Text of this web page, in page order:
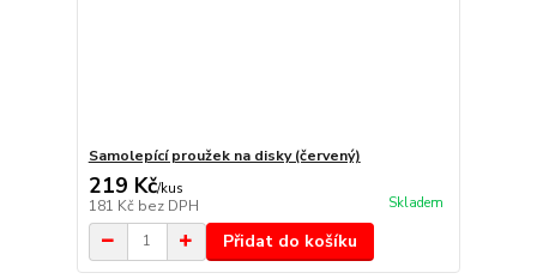
Samolepící proužek na disky (červený)
219 Kč/kus
181 Kč bez DPH Skladem
Přidat do košíku